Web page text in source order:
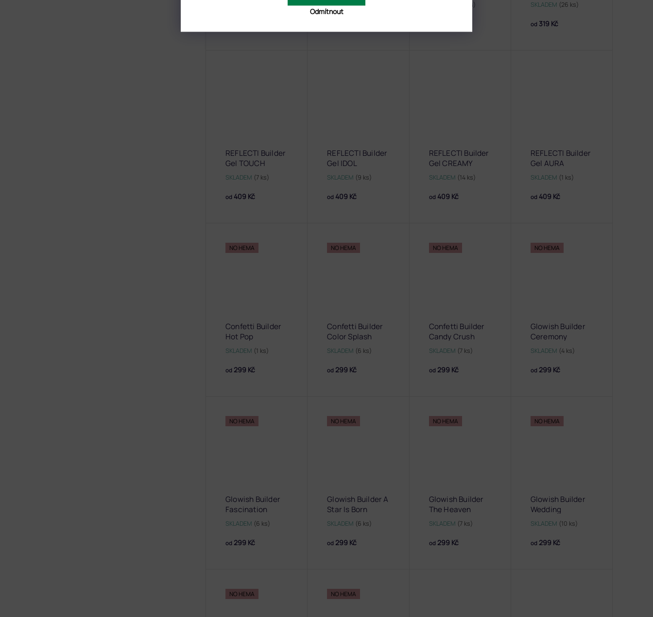
Odmítnout
SKLADEM(9 ks) (12 ks) SKLADEM (26 ks)
od319 Kč
REFLECTI Builder
Gel TOUCH
SKLADEM (7 ks)
od 409 Kč
REFLECTI Builder
Gel IDOL
SKLADEM (9 ks)
od 409 Kč
REFLECTI Builder
Gel CREAMY
SKLADEM (14 ks)
od409 Kč
REFLECTI Builder
Gel AURA
SKLADEM (1 ks)
od409 Kč
NO HEMA
Confetti Builder
Hot Pop
SKLADEM (1 ks)
od 299 Kč
NO HEMA
Confetti Builder
Color Splash
SKLADEM (6 ks)
od 299 Kč
NO HEMA
Confetti Builder
Candy Crush
SKLADEM (7 ks)
od299 Kč
NO HEMA
Glowish Builder
Ceremony
SKLADEM (4 ks)
od299 Kč
NO HEMA
Glowish Builder
Fascination
SKLADEM (6 ks)
od 299 Kč
NO HEMA
Glowish Builder A
Star Is Born
SKLADEM (6 ks)
od 299 Kč
NO HEMA
Glowish Builder
The Heaven
SKLADEM (7 ks)
od299 Kč
NO HEMA
Glowish Builder
Wedding
SKLADEM (10 ks)
od299 Kč
NO HEMA NO HEMA